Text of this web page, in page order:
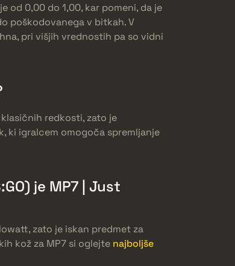
od 0,00 do 1,00, kar pomeni, da je
poškodovanega v bitkah. V
pri višjih vrednostih pa so vidni
redkosti, zato je
ki igralcem omogoča spremljanje
je MP7 | Just
zato je iskan predmet za
kož za MP7 si oglejte najboljše